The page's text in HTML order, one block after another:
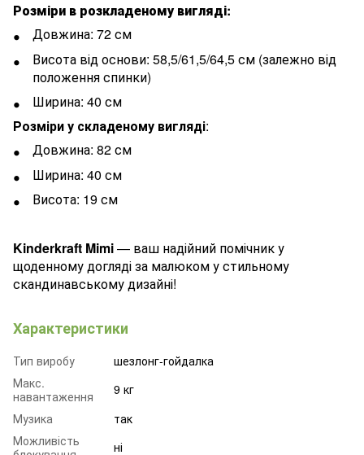
Розміри в розкладеному вигляді:
Довжина: 72 см
Висота від основи: 58,5/61,5/64,5 см (залежно від
положення спинки)
Ширина: 40 см
Розміри у складеному вигляді:
Довжина: 82 см
Ширина: 40 см
Висота: 19 см
Kinderkraft Mimi— ваш надійний помічник у
щоденному догляді за малюком у стильному
скандинавському дизайні!
Характеристики
Тип виробу
шезлонг-гойдалка
Макс.
навантаження
9 кг
Музика
так
Можливість
ні